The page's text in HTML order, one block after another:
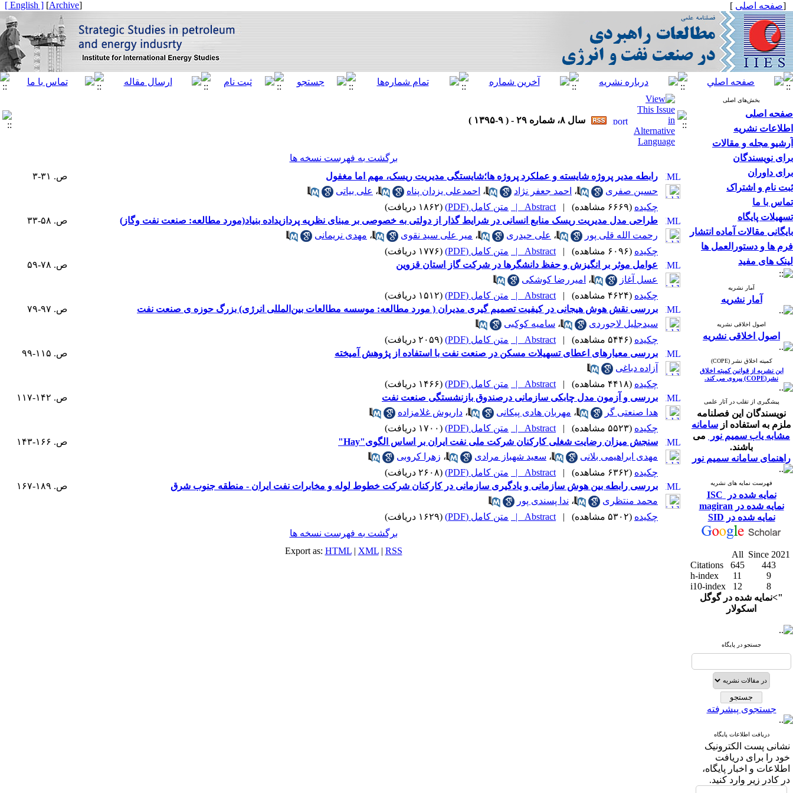
[صفحه اصلی ]
[
Archive
]
[ English ]
بخش‌های اصلی
صفحه اصلی
اطلاعات نشریه
آرشیو مجله و مقالات
برای نویسندگان
برای داوران
ثبت نام و اشتراک
تماس با ما
تسهیلات پایگاه
بایگانی مقالات آماده انتشار
فرم ها و دستورالعمل ها
لینک های مفید
آمار نشریه
آمار نشریه
اصول اخلاقی نشریه
اصول اخلاقی نشریه
کمیته اخلاق نشر (COPE)
این نشریه از قوانین کمیته اخلاق
نشر(COPE) پیروی می کند.
پیشگیری از تقلب در آثار علمی
نویسندگان این فصلنامه
ملزم به استفاده از سامانه
مشابه یاب سمیم نور
می
باشند.
راهنمای سامانه سمیم نور
فهرست نمایه های نشریه
نمایه شده در ISC
نمایه شده در magiran
نمایه شده در SID
All Since 2021
Citations
645
443
h-index
11
9
i10-index
12
8
">نمایه شده در گوگل
اسکولار
جستجو در پایگاه
جستجوی پیشرفته
دریافت اطلاعات پایگاه
نشانی پست الکترونیک
خود را برای دریافت
اطلاعات و اخبار پایگاه،
در کادر زیر وارد کنید.
سال ۸، شماره ۲۹ - ( ۹-۱۳۹۵ )
برگشت به فهرست نسخه ها
رابطه مدیر پروژه شایسته و عملکرد پروژه ها؛شایستگی مدیریت ریسک، مهم اما مغفول
ص. ۳۱-۳
حسین صفری
، احمد جعفر نژاد ، احمدعلی یزدان پناه ، علی بیاتی
چکیده (۶۶۶۹ مشاهده) |
Abstract | متن کامل (PDF)
(۱۸۶۲ دریافت)
طراحی مدل مدیریت ریسک منابع انسانی در شرایط گذار از دولتی به خصوصی بر مبنای نظریه پردازیداده بنیاد(مورد مطالعه: صنعت نفت وگاز)
ص. ۵۸-۳۳
رحمت الله قلی پور
، علی حیدری ، میر علی سید نقوی ، مهدی نریمانی
چکیده (۶۰۹۶ مشاهده) |
Abstract | متن کامل (PDF)
(۱۷۷۶ دریافت)
عوامل موثر بر انگیزش و حفظ دانشگرها در شرکت گاز استان قزوین
ص. ۷۸-۵۹
عسل آغاز
، امیررضا کوشکی
چکیده (۴۶۲۴ مشاهده) |
Abstract | متن کامل (PDF)
(۱۵۱۲ دریافت)
بررسی نقش هوش هیجانی در کیفیت تصمیم گیری مدیران ( مورد مطالعه: موسسه مطالعات بین‌المللی انرژی) بزرگ حوزه ی صنعت نفت
ص. ۹۷-۷۹
سیدجلیل لاجوردی
، سامیه کوکبی
چکیده (۵۴۴۶ مشاهده) |
Abstract | متن کامل (PDF)
(۲۰۵۹ دریافت)
بررسی معیارهای اعطای تسهیلات مسکن در صنعت نفت با استفاده از پژوهش آمیخته
ص. ۱۱۵-۹۹
آزاده دباغی
چکیده (۴۴۱۸ مشاهده) |
Abstract | متن کامل (PDF)
(۱۴۶۶ دریافت)
بررسی و آزمون مدل چابکی سازمانی درصندوق بازنشستگی صنعت نفت
ص. ۱۴۲-۱۱۷
هدا صنعتی گر
، مهربان هادی پیکانی ، داریوش غلامزاده
چکیده (۵۵۲۳ مشاهده) |
Abstract | متن کامل (PDF)
(۱۷۰۰ دریافت)
سنجش میزان رضایت شغلی کارکنان شرکت ملی نفت ایران بر اساس الگوی"Hay"
ص. ۱۶۶-۱۴۳
مهدی ابراهیمی بلانی
، سعید شهباز مرادی ، زهرا کروبی
چکیده (۶۳۶۲ مشاهده) |
Abstract | متن کامل (PDF)
(۲۶۰۸ دریافت)
بررسی رابطه بین هوش سازمانی و یادگیری سازمانی در کارکنان شرکت خطوط لوله و مخابرات نفت ایران - منطقه جنوب شرق
ص. ۱۸۹-۱۶۷
محمد منتظری
، ندا پسندی پور
چکیده (۵۳۰۲ مشاهده) |
Abstract | متن کامل (PDF)
(۱۶۲۹ دریافت)
برگشت به فهرست نسخه ها
Export as: HTML| XML| RSS